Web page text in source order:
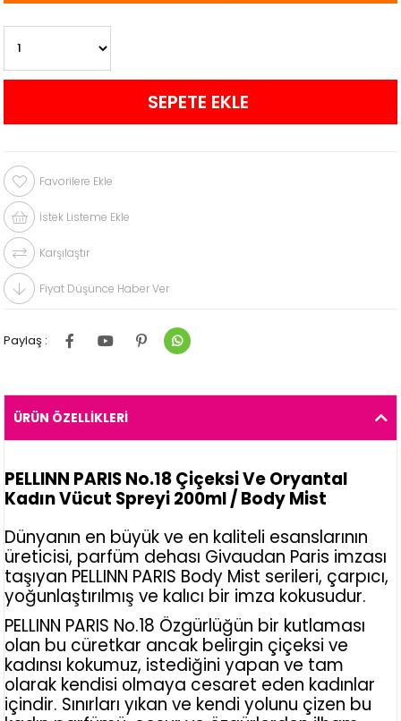
Favorilere Ekle
İstek Listeme Ekle
Karşılaştır
Fiyat Düşünce Haber Ver
Paylaş :
ÜRÜN ÖZELLIKLERI
PELLINN PARIS No.18 Çiçeksi Ve Oryantal
Kadın Vücut Spreyi 200ml / Body Mist
Dünyanın en büyük ve en kaliteli esanslarının
üreticisi, parfüm dehası Givaudan Paris imzası
taşıyan PELLINN PARIS Body Mist serileri, çarpıcı,
yoğunlaştırılmış ve kalıcı bir imza kokusudur.
PELLINN PARIS No.18 Özgürlüğün bir kutlaması
olan bu cüretkar ancak belirgin çiçeksi ve
kadınsı kokumuz, istediğini yapan ve tam
olarak kendisi olmaya cesaret eden kadınlar
içindir. Sınırları yıkan ve kendi yolunu çizen bu